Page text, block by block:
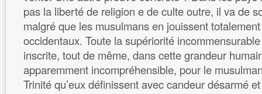
pas la liberté de religion e de culte outre, il va de
malgré que les musulmans en jouissent
occidentaux. Toute la supériorité
inscrite, tout de même, dans cette grandeur
apparemment incompréhensible, pour le
Trinité qu’eux définissent avec candeur désarmé